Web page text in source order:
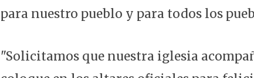
para nuestro pueblo y para todos los
"Solicitamos que nuestra iglesia